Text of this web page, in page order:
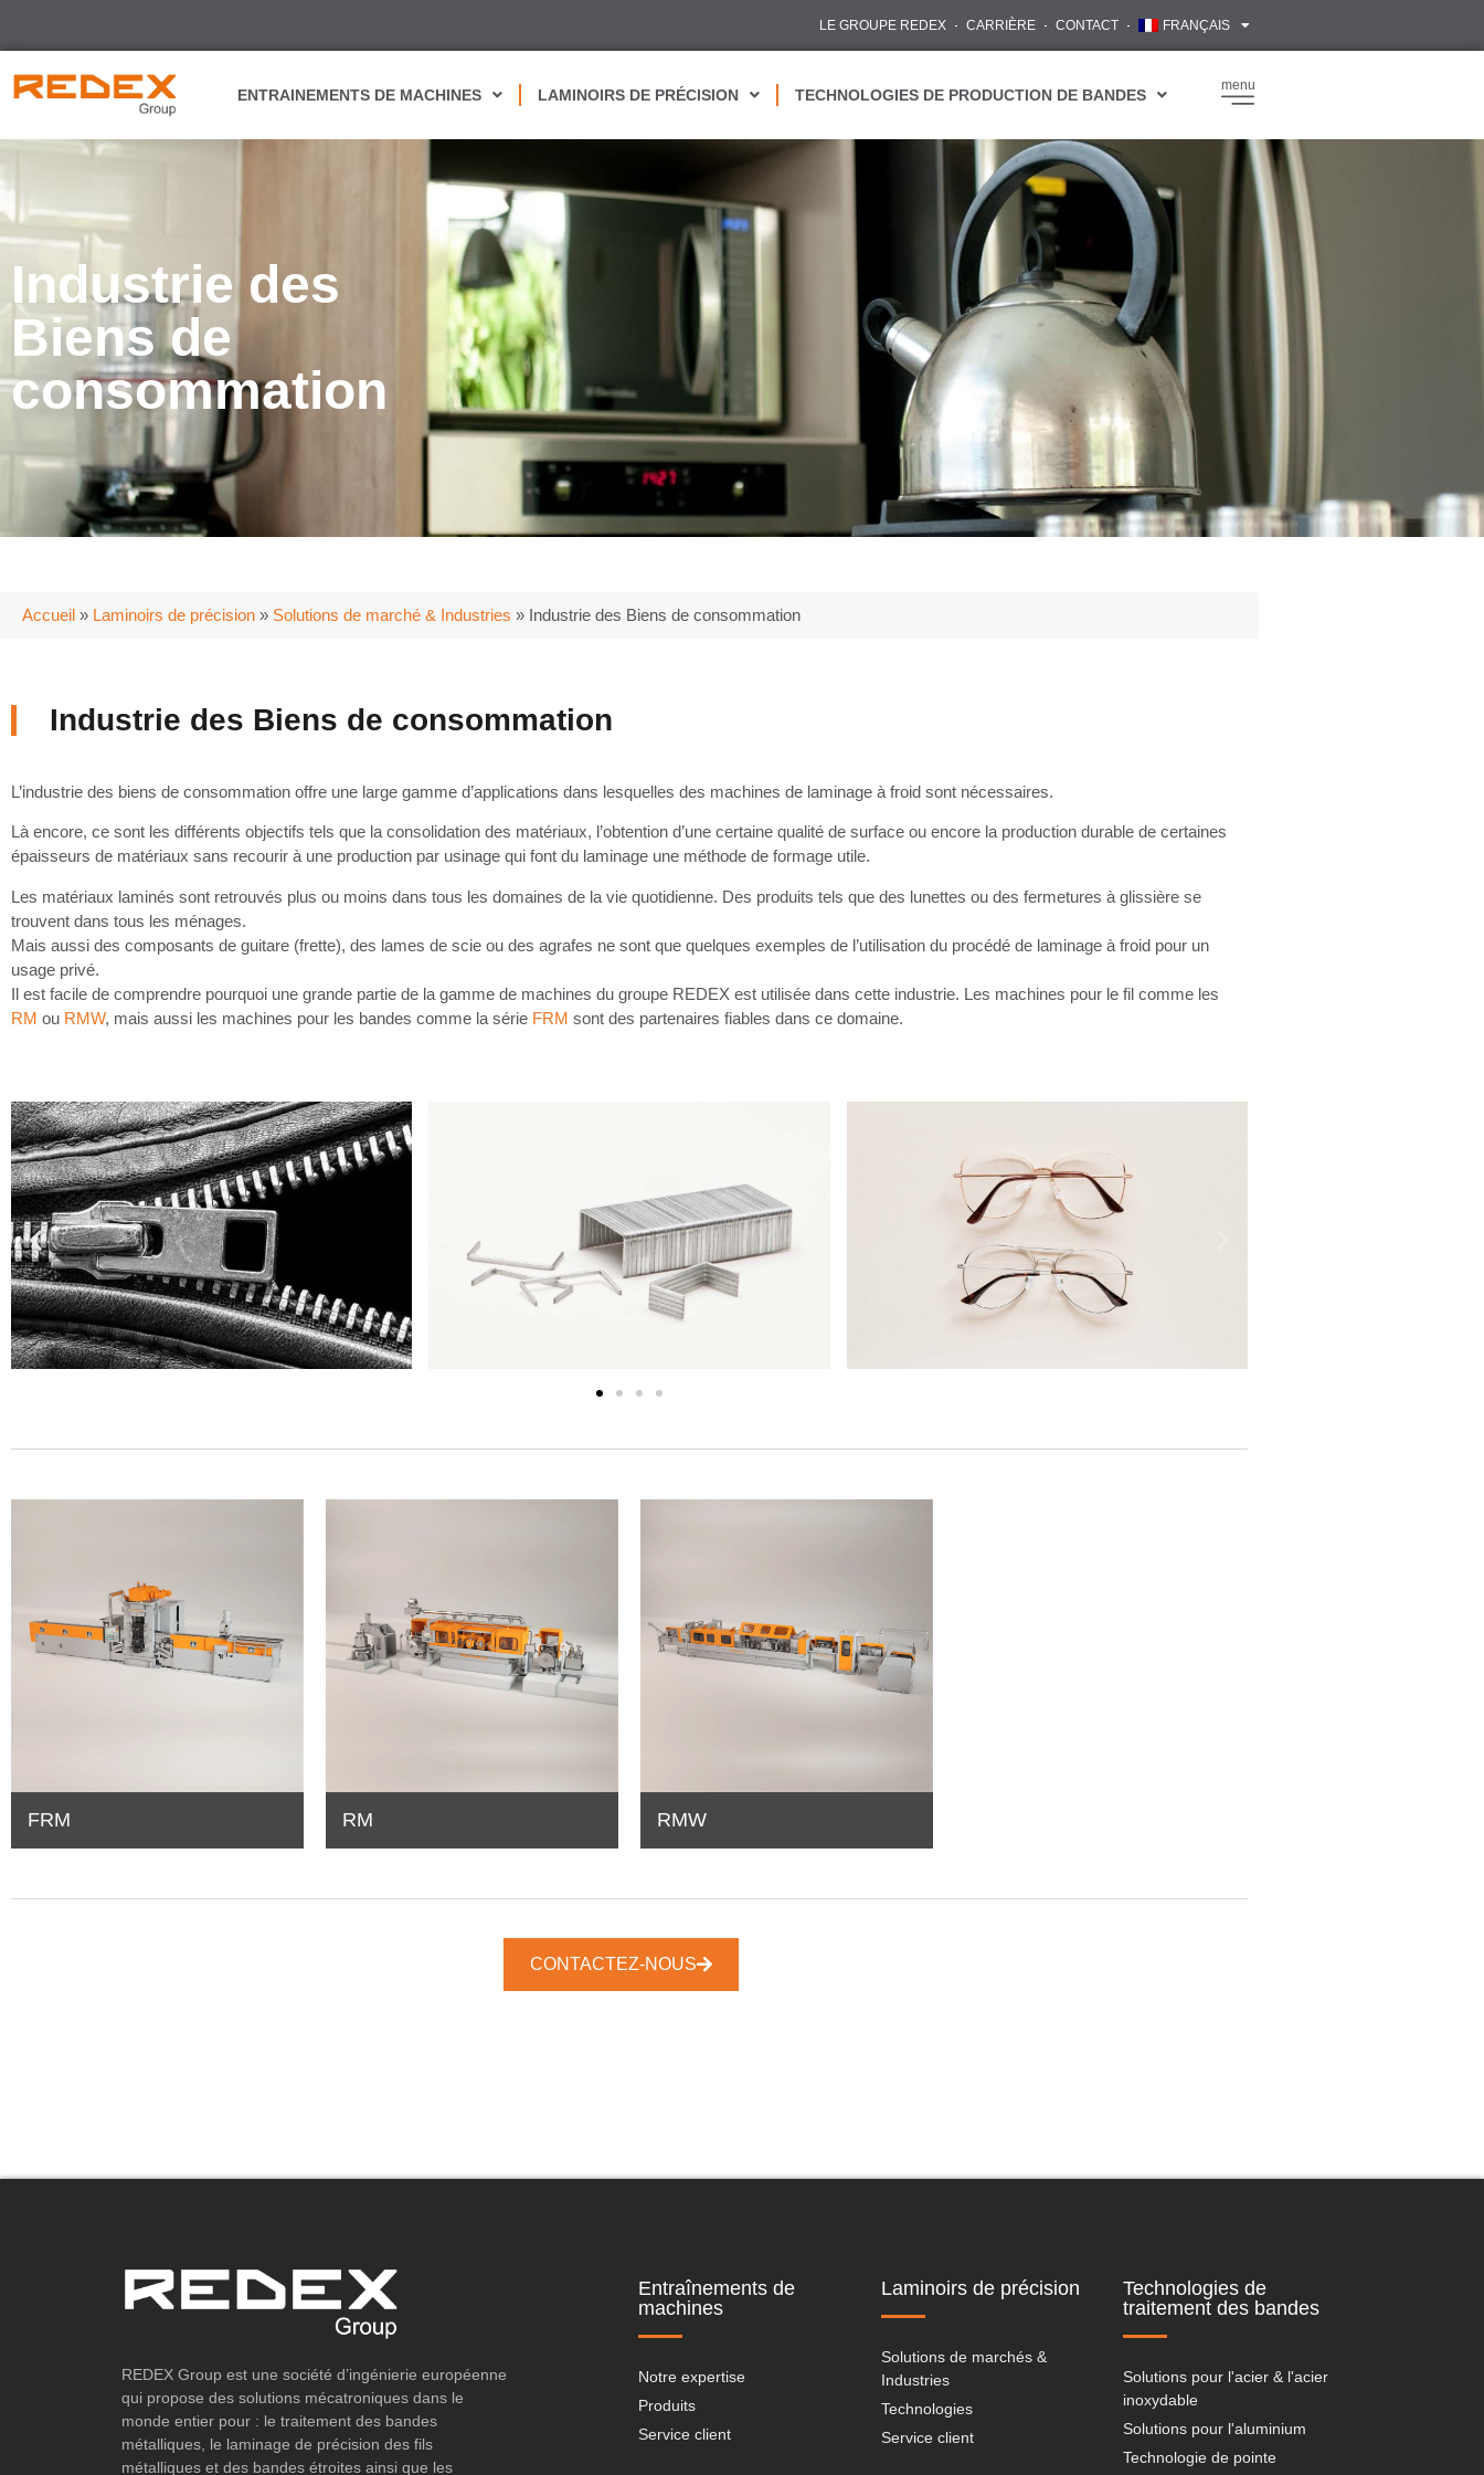
LE GROUPE REDEX CARRIÈRE CONTACT FRANÇAIS
ENTRAINEMENTS DE MACHINES LAMINOIRS DE PRÉCISION TECHNOLOGIES DE PRODUCTION DE BANDES
menu
Industrie des
Biens de
consommation
Accueil » Laminoirs de précision » Solutions de marché & Industries » Industrie des Biens de consommation
Industrie des Biens de consommation
L’industrie des biens de consommation offre une large gamme d’applications dans lesquelles des machines de laminage à froid sont nécessaires.
Là encore, ce sont les différents objectifs tels que la consolidation des matériaux, l’obtention d’une certaine qualité de surface ou encore la production durable de certaines
épaisseurs de matériaux sans recourir à une production par usinage qui font du laminage une méthode de formage utile.
Les matériaux laminés sont retrouvés plus ou moins dans tous les domaines de la vie quotidienne. Des produits tels que des lunettes ou des fermetures à glissière se
trouvent dans tous les ménages.
Mais aussi des composants de guitare (frette), des lames de scie ou des agrafes ne sont que quelques exemples de l’utilisation du procédé de laminage à froid pour un
usage privé.
Il est facile de comprendre pourquoi une grande partie de la gamme de machines du groupe REDEX est utilisée dans cette industrie. Les machines pour le fil comme les
RM ou RMW, mais aussi les machines pour les bandes comme la série FRM sont des partenaires fiables dans ce domaine.
FRM RM RMW
CONTACTEZ-NOUS
REDEX Group est une société d’ingénierie européenne
qui propose des solutions mécatroniques dans le
monde entier pour : le traitement des bandes
métalliques, le laminage de précision des fils
métalliques et des bandes étroites ainsi que les
Entraînements de
machines
Notre expertise
Produits
Service client
Laminoirs de précision
Solutions de marchés &
Industries
Technologies
Service client
Technologies de
traitement des bandes
Solutions pour l'acier & l'acier
inoxydable
Solutions pour l'aluminium
Technologie de pointe